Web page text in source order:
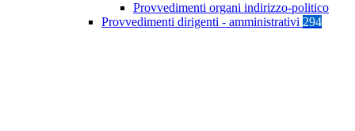
Provvedimenti organi indirizzo-politico
Provvedimenti dirigenti - amministrativi 294